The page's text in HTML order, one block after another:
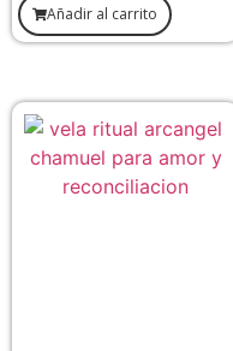
Sanación,
Salud y
Añadir al carrito